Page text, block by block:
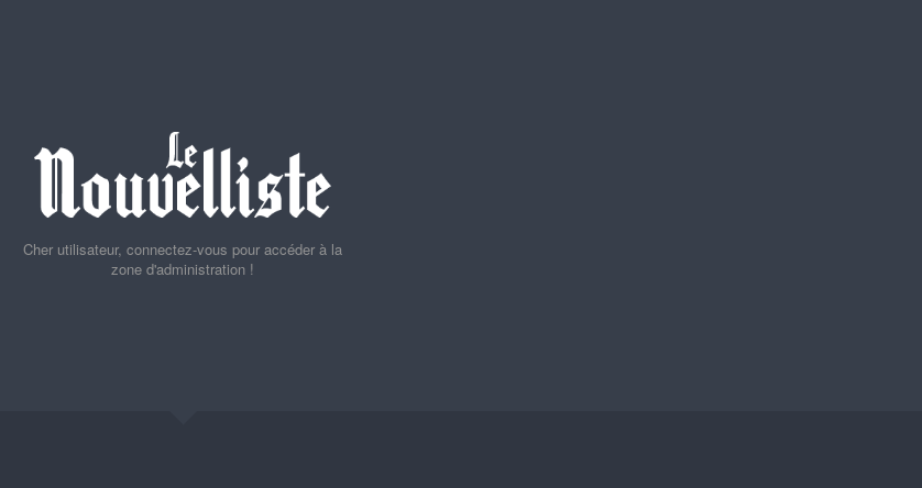
Cher utilisateur, connectez-vous pour accéder à la
zone d'administration !